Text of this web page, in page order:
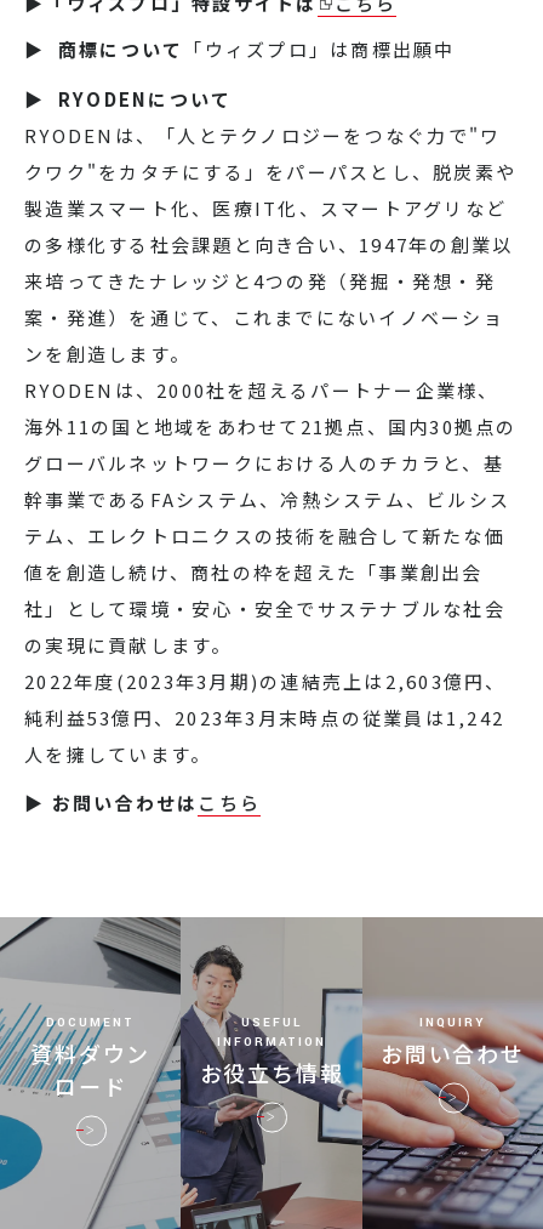
▶ 商標について
「ウィズプロ」は商標出願中
▶ RYODENについて
RYODENは、「人とテクノロジーをつなぐ力で"ワ
クワク"をカタチにする」をパーパスとし、脱炭素や
製造業スマート化、医療IT化、スマートアグリなど
の多様化する社会課題と向き合い、1947年の創業以
来培ってきたナレッジと4つの発（発掘・発想・発
案・発進）を通じて、これまでにないイノベーショ
ンを創造します。
RYODENは、2000社を超えるパートナー企業様、
海外11の国と地域をあわせて21拠点、国内30拠点の
グローバルネットワークにおける人のチカラと、基
幹事業であるFAシステム、冷熱システム、ビルシス
テム、エレクトロニクスの技術を融合して新たな価
値を創造し続け、商社の枠を超えた「事業創出会
社」として環境・安心・安全でサステナブルな社会
の実現に貢献します。
2022年度(2023年3月期)の連結売上は2,603億円、
純利益53億円、2023年3月末時点の従業員は1,242
人を擁しています。
▶ お問い合わせは こちら
DOCUMENT
資料ダウン
ロード
USEFUL
INFORMATION
お役立ち情報
INQUIRY
お問い合わせ